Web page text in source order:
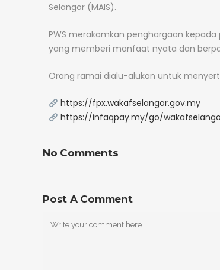
Selangor (MAIS).
PWS merakamkan penghargaan
yang memberi manfaat nyata dan
Orang ramai dialu-alukan untuk
https://fpx.wakafselangor.gov.my
https://infaqpay.my/go/
No Comments
Post A Comment